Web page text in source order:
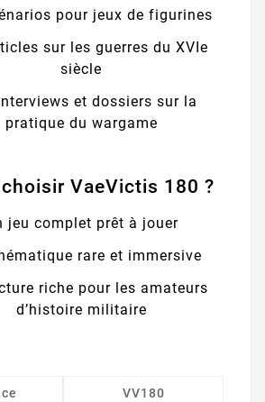
pour jeux de figurines
sur les guerres du XVIe
siècle
et dossiers sur la
pratique du wargame
VaeVictis 180 ?
jeu complet prêt à jouer
rare et immersive
riche pour les amateurs
d’histoire militaire
VV180